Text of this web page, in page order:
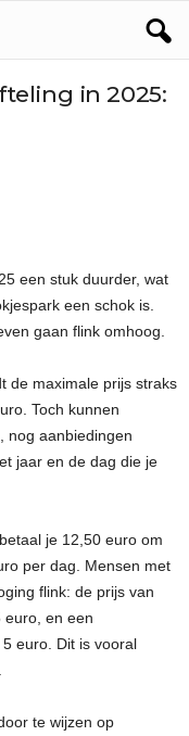
in 2025:
een stuk duurder, wat
een schok is.
gaan flink omhoog.
de maximale prijs straks
Toch kunnen
nog aanbiedingen
jaar en de dag die je
je 12,50 euro om
per dag. Mensen met
flink: de prijs van
euro, en een
euro. Dit is vooral
te wijzen op